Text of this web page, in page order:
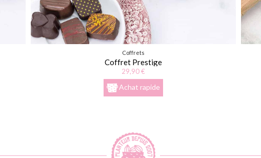
Coffrets
Coffret Prestige
29,90 €
Achat rapide